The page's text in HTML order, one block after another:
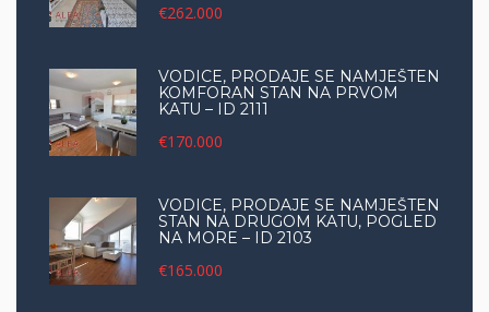
€262.000
VODICE, PRODAJE SE NAMJEŠTEN
KOMFORAN STAN NA PRVOM
KATU – ID 2111
€170.000
VODICE, PRODAJE SE NAMJEŠTEN
STAN NA DRUGOM KATU, POGLED
NA MORE – ID 2103
€165.000